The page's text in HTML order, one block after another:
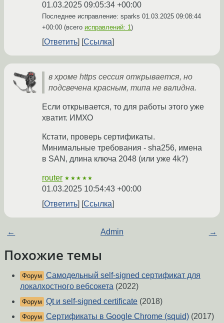
01.03.2025 09:05:34 +00:00
Последнее исправление: sparks 01.03.2025 09:08:44
+00:00 (всего исправлений: 1)
Ответить Ссылка
в хроме https сессия открывается, но
подсвечена красным, типа не валидна.
Если открывается, то для работы этого уже
хватит. ИМХО
Кстати, проверь сертификаты.
Минимальные требования - sha256, имена
в SAN, длина ключа 2048 (или уже 4k?)
router ★★★★★
01.03.2025 10:54:43 +00:00
Ответить
Ссылка
← Admin →
Похожие темы
Форум Самодельный self-signed сертификат для
локалхостного вебсокета (2022)
Форум Qt и self-signed certificate (2018)
Форум Сертификаты в Google Chrome (squid) (2017)